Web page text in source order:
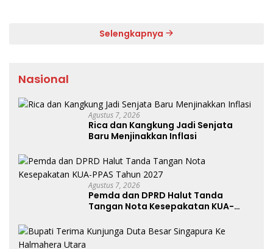
Selengkapnya
Nasional
Agustus 7, 2026
Rica dan Kangkung Jadi Senjata
Baru Menjinakkan Inflasi
Agustus 7, 2026
Pemda dan DPRD Halut Tanda
Tangan Nota Kesepakatan KUA-